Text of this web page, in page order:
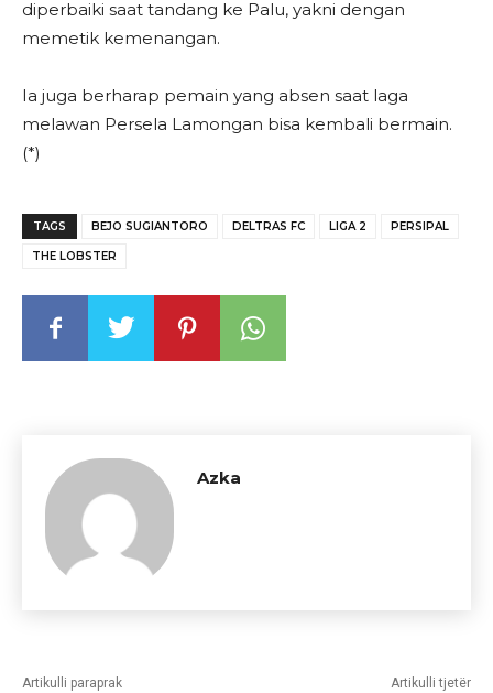
diperbaiki saat tandang ke Palu, yakni dengan
memetik kemenangan.
Ia juga berharap pemain yang absen saat laga
melawan Persela Lamongan bisa kembali bermain.
(*)
TAGS BEJO SUGIANTORO DELTRAS FC LIGA 2 PERSIPAL
THE LOBSTER
Azka
Artikulli paraprak Artikulli tjetër